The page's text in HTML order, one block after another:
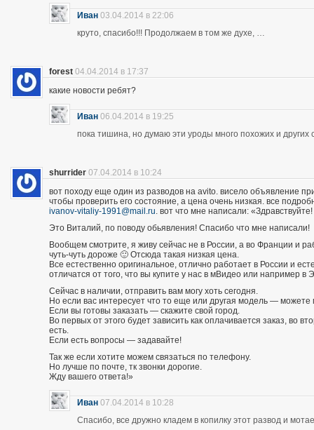
Иван 03.04.2014 в 22:06
круто, спасибо!!! Продолжаем в том же духе, …
forest 04.04.2014 в 17:37
какие новости ребят?
Иван 06.04.2014 в 19:25
пока тишина, но думаю эти уроды много похожих и
shurrider 07.04.2014 в 10:24
вот походу еще один из разводов на avito. висело объявление
чтобы проверить его состояние, а цена очень низкая. все
ivanov-vitaliy-1991@mail.ru. вот что мне написали: «Здравствуйте!
Это Виталий, по поводу обьявления! Спасибо что мне написали!
Вообщем смотрите, я живу сейчас не в России, а во Франции и
чуть-чуть дороже 🙂 Отсюда такая низкая цена.
Все естественно оригинальное, отлично работает в России и
отличатся от того, что вы купите у нас в мВидео или например в
Сейчас в наличии, отправить вам могу хоть сегодня.
Но если вас интересует что то еще или другая модель —
Если вы готовы заказать — скажите свой город.
Во первых от этого будет зависить как оплачивается заказ, во
есть.
Если есть вопросы — задавайте!
Так же если хотите можем связаться по телефону.
Но лучше по почте, тк звонки дорогие.
Жду вашего ответа!»
Иван 07.04.2014 в 10:28
Спасибо, все дружно кладем в копилку этот развод и